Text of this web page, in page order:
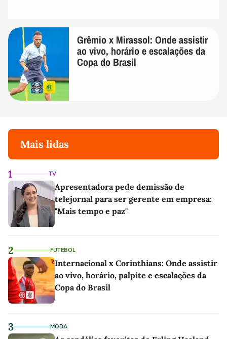
Grêmio x Mirassol: Onde assistir
ao vivo, horário e escalações da
Copa do Brasil
Mais lidas
1 TV
Apresentadora pede demissão de
telejornal para ser gerente em empresa:
"Mais tempo e paz"
2 FUTEBOL
Internacional x Corinthians: Onde assistir
ao vivo, horário, palpite e escalações da
Copa do Brasil
3 MODA